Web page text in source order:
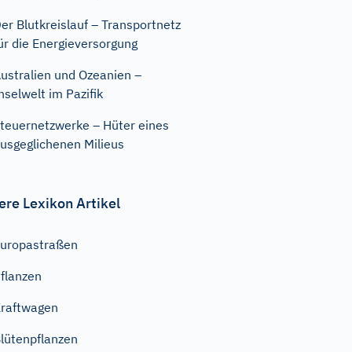
Blutkreislauf – Transportnetz
die Energieversorgung
und Ozeanien –
im Pazifik
– Hüter eines
Milieus
Lexikon Artikel